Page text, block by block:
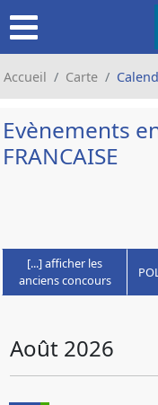
Accueil Carte
Evènements
FRANCAISE
[...] afficher les
anciens concours
Août 2026